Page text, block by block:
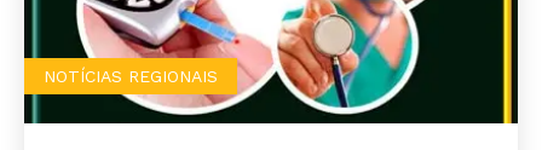
NOTÍCIAS REGIONAIS